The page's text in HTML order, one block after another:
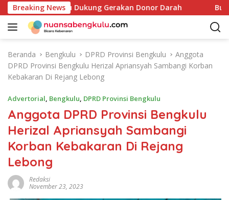
a
Breaking News
Bengkulu Dukung Gerakan Donor Darah Bupati
Beranda Bengkulu DPRD Provinsi Bengkulu
Anggota
DPRD Provinsi Bengkulu Herizal Apriansyah Sambangi Korban
Kebakaran Di Rejang Lebong
Advertorial, Bengkulu, DPRD Provinsi Bengkulu
Anggota DPRD Provinsi Bengkulu
Herizal Apriansyah Sambangi
Korban Kebakaran Di Rejang
Lebong
Redaksi
November 23, 2023